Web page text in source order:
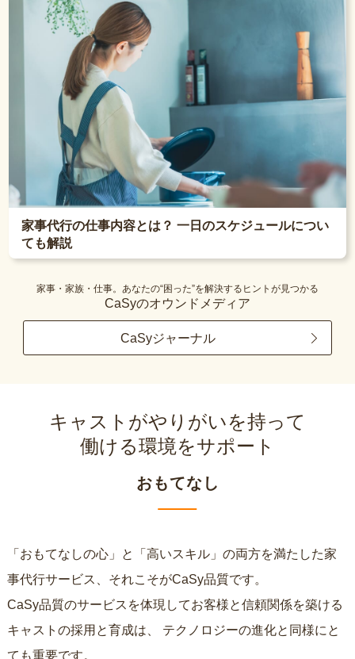
家事代行の仕事内容とは？ 一日のスケジュールについ
ても解説
家事・家族・仕事。あなたの“困った”を解決するヒントが見つかる
CaSyのオウンドメディア
CaSyジャーナル
キャストがやりがいを持って
働ける環境をサポート
おもてなし
「おもてなしの心」と「高いスキル」の両方を満たした家
事代行サービス、それこそがCaSy品質です。
CaSy品質のサービスを体現してお客様と信頼関係を築ける
キャストの採用と育成は、
ても重要です。